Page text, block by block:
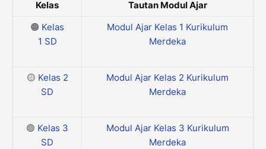
Kelas
Tautan Modul Ajar
🟠 Kelas
1 SD
Modul Ajar Kelas 1 Kurikulum
Merdeka
🟡 Kelas 2
SD
Modul Ajar Kelas 2 Kurikulum
Merdeka
🟢 Kelas 3
SD
Modul Ajar Kelas 3 Kurikulum
Merdeka